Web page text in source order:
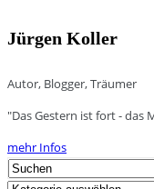
Jürgen Koller
Autor, Blogger, Träumer
"Das Gestern ist fort - das
mehr Infos
Search